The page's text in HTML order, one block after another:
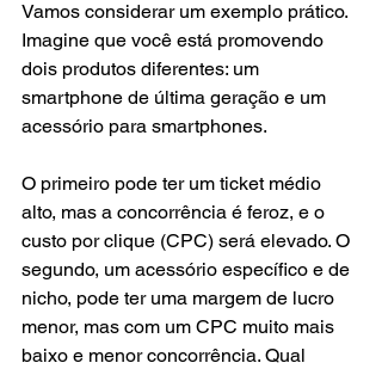
Vamos considerar um exemplo prático.
Imagine que você está promovendo
dois produtos diferentes: um
smartphone de última geração e um
acessório para smartphones.
O primeiro pode ter um ticket médio
alto, mas a concorrência é feroz, e o
custo por clique (CPC) será elevado. O
segundo, um acessório específico e de
nicho, pode ter uma margem de lucro
menor, mas com um CPC muito mais
baixo e menor concorrência. Qual